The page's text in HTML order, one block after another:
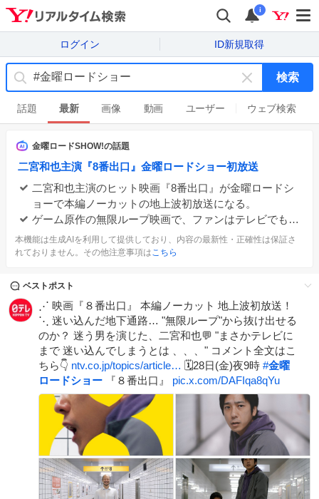
i
ログイン ID新規取得
キ
ー
ワ
を
消
検索
話題 最新 画像 動画 ユーザー ウェブ検索
金曜ロードSHOW!の話題
二宮和也主演『8番出口』金曜ロードショー初放送
二宮和也主演のヒット映画『8番出口』が金曜ロードシ
ョーで本編ノーカットの地上波初放送になる。
ゲーム原作の無限ループ映画で、ファンはテレビでも体
験できることに驚きと期待を示し、二宮と監督のコメン
トに興奮している様子がうかがえる。
本機能は生成AIを利用して提供しており、内容の最新性・正確性は保証さ
れておりません。その他注意事項はこちら
ベストポスト
⋰ 映画『８番出口』 本編ノーカット 地上波初放送！
⋱ 迷い込んだ地下通路… "無限ループ"から抜け出せる
のか？ 迷う男を演じた、二宮和也💬 "まさかテレビに
まで 迷い込んでしまうとは 、、、" コメント全文はこ
ちら👇 ntv.co.jp/topics/article… 🗓️28日(金)夜9時 #金曜
ロードショー 『８番出口』 pic.x.com/DAFIqa8qYu